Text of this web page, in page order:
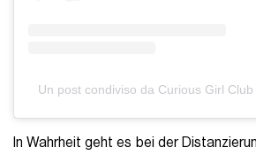
Un post condiviso da Curious Girl
In Wahrheit geht es bei der